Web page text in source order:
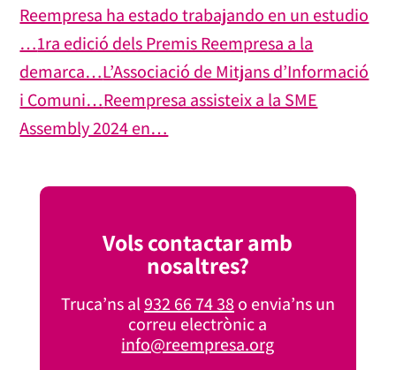
Reempresa ha estado trabajando en un estudio
…1ra edició dels Premis Reempresa a la
demarca…L’Associació de Mitjans d’Informació
i Comuni…Reempresa assisteix a la SME
Assembly 2024 en…
Vols contactar amb
nosaltres?
Truca’ns al932 66 74 38o envia’ns un
correu electrònic a
info@reempresa.org